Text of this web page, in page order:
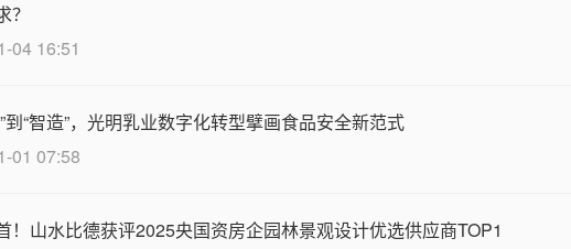
？
04 16:51
到“智造”，光明乳业数字化转型擘画食品安全新范式
01 07:58
！山水比德获评2025央国资房企园林景观设计优选供应商TOP1